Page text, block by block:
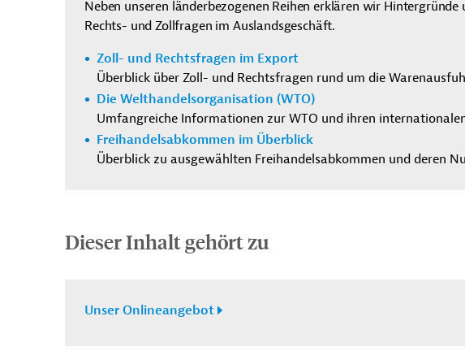
Neben unseren länderbezogenen Reihen erklären wir
Rechts- und Zollfragen im Auslandsgeschäft.
Zoll- und Rechtsfragen im Export
Überblick über Zoll- und Rechtsfragen rund um die
Die Welthandelsorganisation (WTO)
Umfangreiche Informationen zur WTO und ihren
Freihandelsabkommen im Überblick
Überblick zu ausgewählten Freihandelsabkommen und deren
Dieser Inhalt gehört zu
Unser Onlineangebot